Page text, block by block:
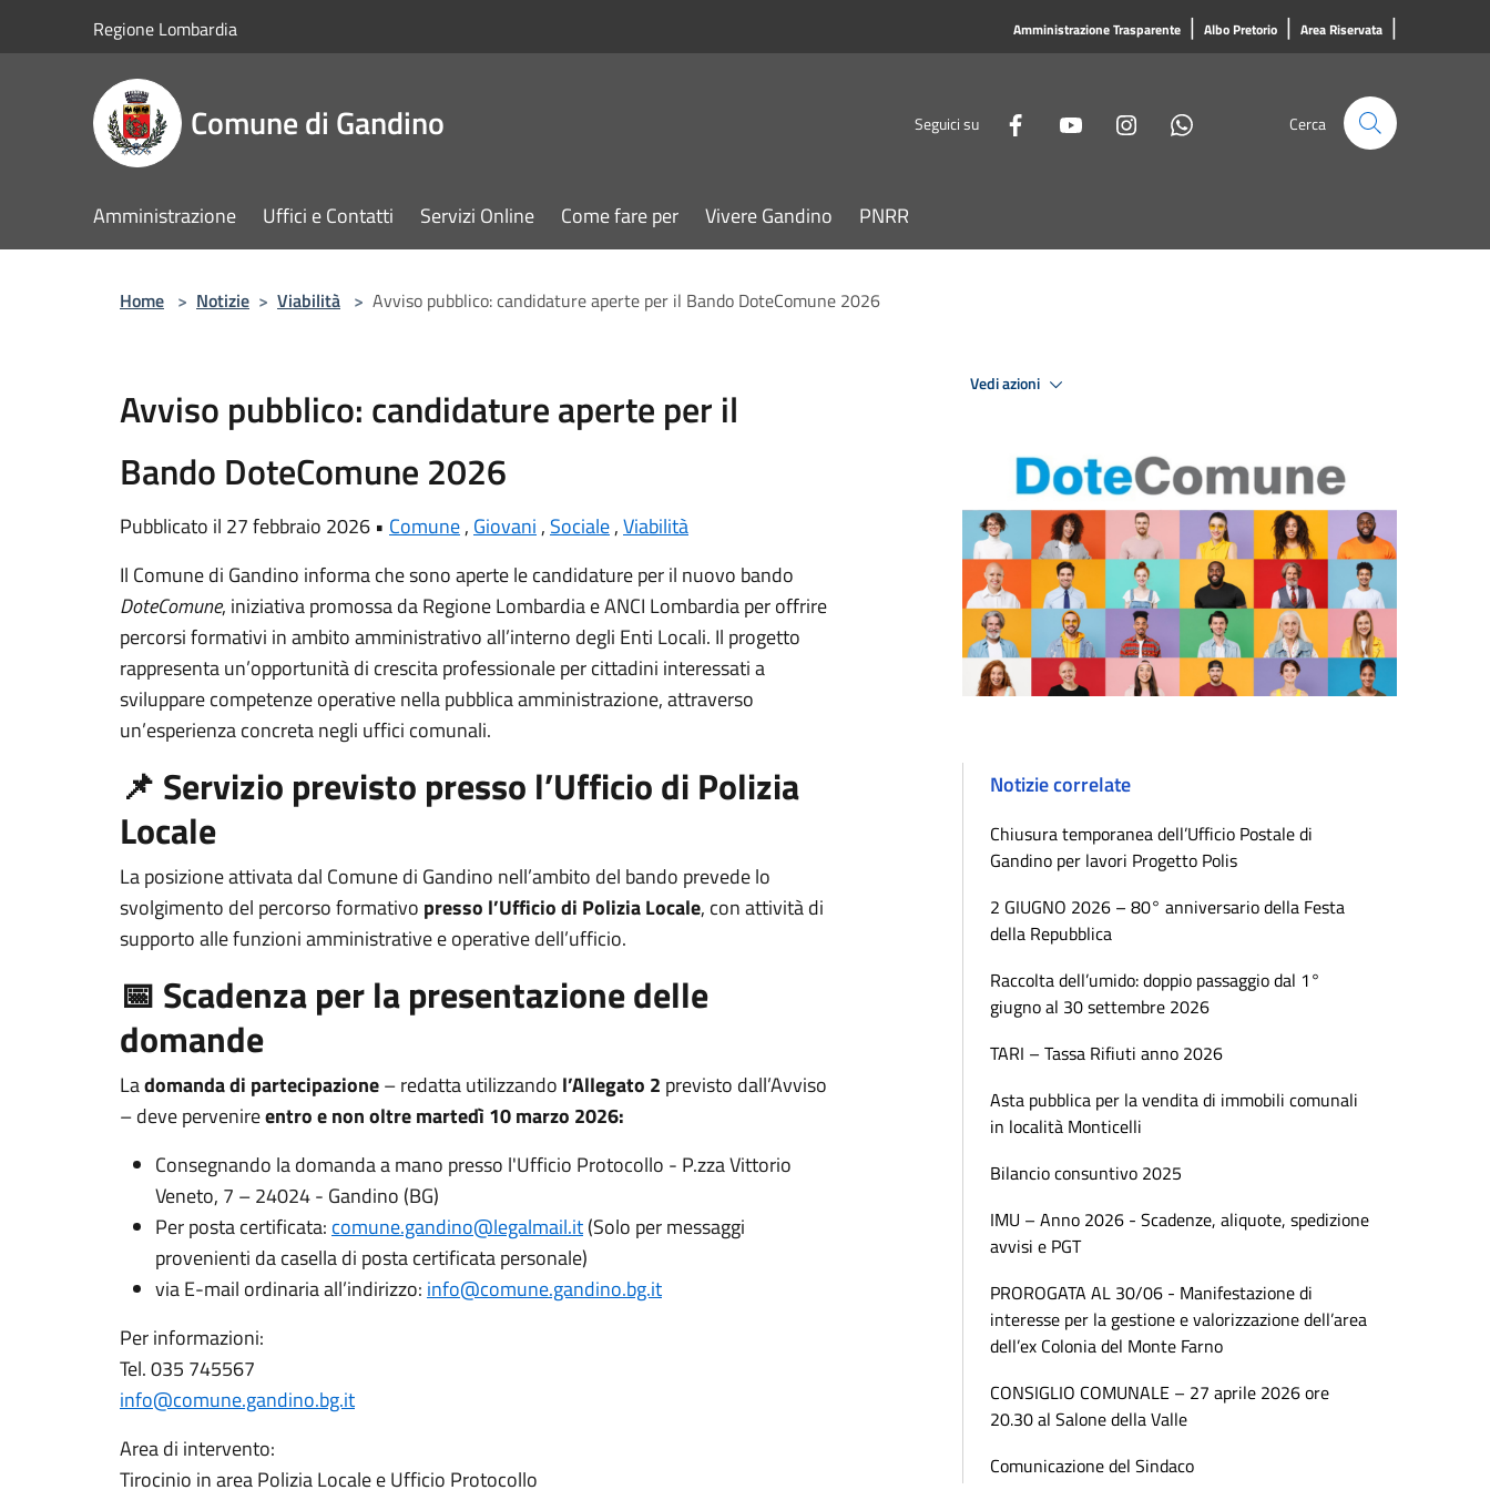
Regione Lombardia Amministrazione Trasparente | Albo Pretorio | Area Riservata |
Comune di Gandino Seguici su Cerca
Amministrazione Uffici e Contatti Servizi Online Come fare per Vivere Gandino PNRR
Home > Notizie > Viabilità > Avviso pubblico: candidature aperte per il Bando DoteComune 2026
Avviso pubblico: candidature aperte per il
Bando DoteComune 2026
Pubblicato il 27 febbraio 2026 • Comune, Giovani , Sociale,Viabilità
Il Comune di Gandino informa che sono aperte le candidature per il nuovo bando
DoteComune, iniziativa promossa da Regione Lombardia e ANCI Lombardia per offrire
percorsi formativi in ambito amministrativo all’interno degli Enti Locali. Il progetto
rappresenta un’opportunità di crescita professionale per cittadini interessati a
sviluppare competenze operative nella pubblica amministrazione, attraverso
un’esperienza concreta negli uffici comunali.
📌 Servizio previsto presso l’Ufficio di Polizia
Locale
La posizione attivata dal Comune di Gandino nell’ambito del bando prevede lo
svolgimento del percorso formativo presso l’Ufficio di Polizia Locale, con attività di
supporto alle funzioni amministrative e operative dell’ufficio.
📅 Scadenza per la presentazione delle
domande
Ladomanda di partecipazione– redatta utilizzando l’Allegato 2 previsto dall’Avviso
– deve pervenireentro e non oltre martedì 10 marzo 2026:
Consegnando la domanda a mano presso l'Ufficio Protocollo - P.zza Vittorio
Veneto, 7 – 24024 - Gandino (BG)
Per posta certificata: comune.gandino@legalmail.it(Solo per messaggi
provenienti da casella di posta certificata personale)
via E-mail ordinaria all’indirizzo: info@comune.gandino.bg.it
Per informazioni:
Tel. 035 745567
info@comune.gandino.bg.it
Area di intervento:
Tirocinio in area Polizia Locale e Ufficio Protocollo
Vedi azioni
Notizie correlate
Chiusura temporanea dell’Ufficio Postale di
Gandino per lavori Progetto Polis
2 GIUGNO 2026 – 80° anniversario della Festa
della Repubblica
Raccolta dell’umido: doppio passaggio dal 1°
giugno al 30 settembre 2026
TARI – Tassa Rifiuti anno 2026
Asta pubblica per la vendita di immobili comunali
in località Monticelli
Bilancio consuntivo 2025
IMU – Anno 2026 - Scadenze, aliquote, spedizione
avvisi e PGT
PROROGATA AL 30/06 - Manifestazione di
interesse per la gestione e valorizzazione dell’area
dell’ex Colonia del Monte Farno
CONSIGLIO COMUNALE – 27 aprile 2026 ore
20.30 al Salone della Valle
Comunicazione del Sindaco